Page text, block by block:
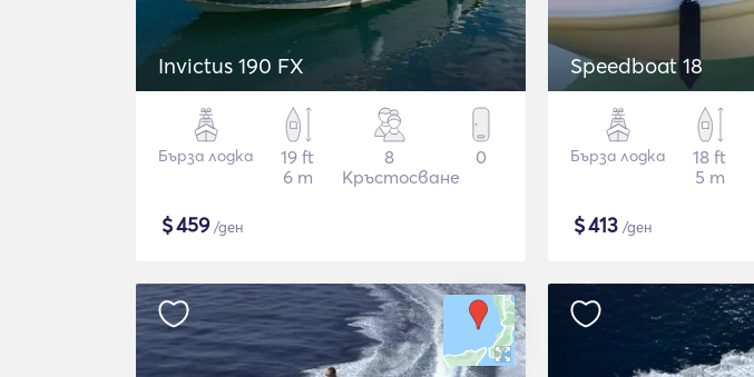
Invictus 190 FX
Бърза лодка
19 ft
6 m
8
Кръстосване
0
$459/ден
Speedboat 18
Бърза лодка
18 ft
5 m
$413 /ден